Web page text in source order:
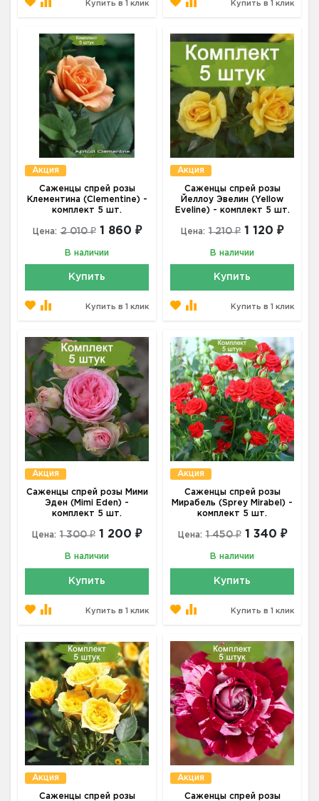
Купить в 1 клик Купить в 1 клик
Акция
Саженцы спрей розы
Клементина (Clementine) -
комплект 5 шт.
Цена: 2 010 ₽ 1 860 ₽
В наличии
Купить
Купить в 1 клик
Акция
Саженцы спрей розы
Йеллоу Эвелин (Yellow
Eveline) - комплект 5 шт.
Цена: 1 210 ₽ 1 120 ₽
В наличии
Купить
Купить в 1 клик
Акция
Саженцы спрей розы Мими
Эден (Mimi Eden) -
комплект 5 шт.
Цена: 1 300 ₽ 1 200 ₽
В наличии
Купить
Купить в 1 клик
Акция
Саженцы спрей розы
Мирабель (Sprey Mirabel) -
комплект 5 шт.
Цена: 1 450 ₽ 1 340 ₽
В наличии
Купить
Купить в 1 клик
Акция
Саженцы спрей розы
Акция
Саженцы спрей розы